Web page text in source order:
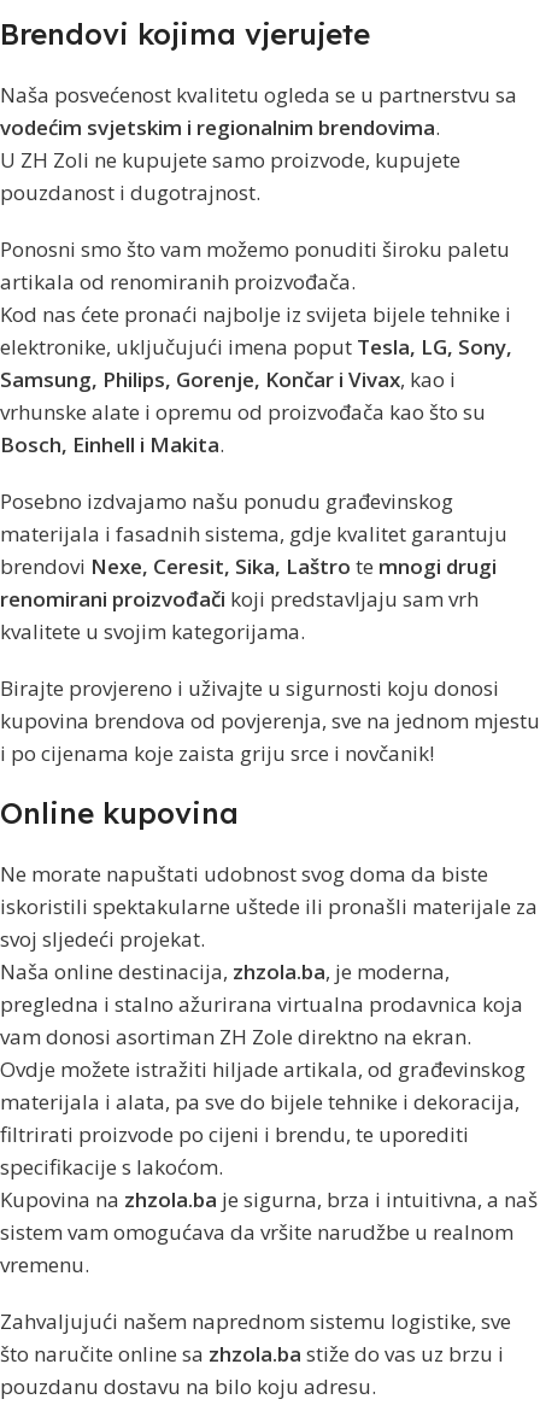
Brendovi kojima vjerujete
Naša posvećenost kvalitetu ogleda se u partnerstvu sa
vodećim svjetskim i regionalnim brendovima.
U ZH Zoli ne kupujete samo proizvode, kupujete
pouzdanost i dugotrajnost.
Ponosni smo što vam možemo ponuditi široku paletu
artikala od renomiranih proizvođača.
Kod nas ćete pronaći najbolje iz svijeta bijele tehnike i
elektronike, uključujući imena poput Tesla, LG, Sony,
Samsung, Philips, Gorenje, Končar i Vivax, kao i
vrhunske alate i opremu od proizvođača kao što su
Bosch, Einhell i Makita.
Posebno izdvajamo našu ponudu građevinskog
materijala i fasadnih sistema, gdje kvalitet garantuju
brendovi Nexe, Ceresit, Sika, Laštro te mnogi drugi
renomirani proizvođači koji predstavljaju sam vrh
kvalitete u svojim kategorijama.
Birajte provjereno i uživajte u sigurnosti koju donosi
kupovina brendova od povjerenja, sve na jednom mjestu
i po cijenama koje zaista griju srce i novčanik!
Online kupovina
Ne morate napuštati udobnost svog doma da biste
iskoristili spektakularne uštede ili pronašli materijale za
svoj sljedeći projekat.
Naša online destinacija, zhzola.ba, je moderna,
pregledna i stalno ažurirana virtualna prodavnica koja
vam donosi asortiman ZH Zole direktno na ekran.
Ovdje možete istražiti hiljade artikala, od građevinskog
materijala i alata, pa sve do bijele tehnike i dekoracija,
filtrirati proizvode po cijeni i brendu, te uporediti
specifikacije s lakoćom.
Kupovina na zhzola.ba je sigurna, brza i intuitivna, a naš
sistem vam omogućava da vršite narudžbe u realnom
vremenu.
Zahvaljujući našem naprednom sistemu logistike, sve
što naručite online sa zhzola.ba stiže do vas uz brzu i
pouzdanu dostavu na bilo koju adresu.